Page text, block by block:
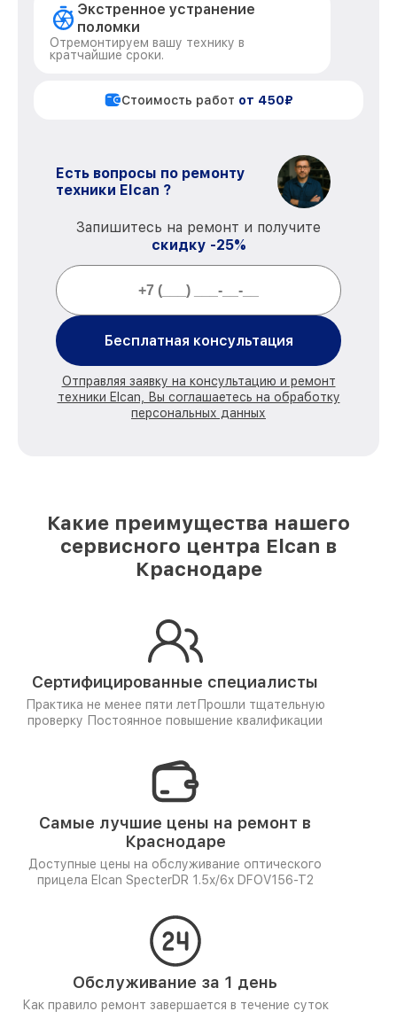
Экстренное устранение
поломки
Отремонтируем вашу технику в
кратчайшие сроки.
Стоимость работ от 450₽
Есть вопросы по ремонту
техники Elcan ?
Запишитесь на ремонт и получите
скидку -25%
Бесплатная консультация
Отправляя заявку на консультацию и ремонт
техники Elcan, Вы соглашаетесь на обработку
персональных данных
Какие преимущества нашего
сервисного центра Elcan в
Краснодаре
Сертифицированные специалисты
Практика не менее пяти лет Прошли тщательную
проверку Постоянное повышение квалификации
Самые лучшие цены на ремонт в
Краснодаре
Доступные цены на обслуживание оптического
прицела Elcan SpecterDR 1.5x/6x DFOV156-T2
Обслуживание за 1 день
Как правило ремонт завершается в течение суток